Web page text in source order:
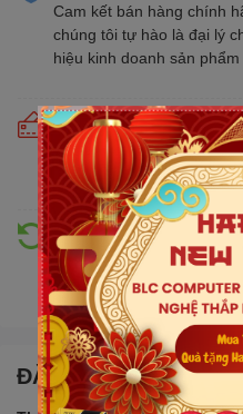
Cam kết bán hàng chính
chúng tôi tự hào là đại lý
hiệu kinh doanh sản
Cam kết giá tốt
Giá tốt hơn từ 10% - 30%
nhật giá mới nhất, cạnh
Hỗ trợ đổi trả
Đổi trả hàng lên đến 30
trả hàng không cần lý do
ĐẶC ĐIỂM NỔI BẬT